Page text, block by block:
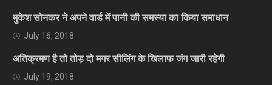
मुकेश सोनकर ने अपने वार्ड में पानी की समस्या का किया समाधान
July 16, 2018
अतिक्रमण है तो तोड़ दो मगर सीलिंग के खिलाफ जंग जारी रहेगी
July 19, 2018